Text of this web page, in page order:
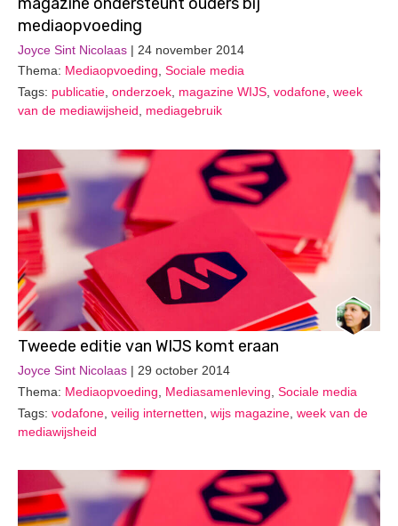
mediaopvoeding
Joyce Sint Nicolaas | 24 november 2014
Thema: Mediaopvoeding, Sociale media
Tags: publicatie, onderzoek, magazine WIJS, vodafone, week
van de mediawijsheid, mediagebruik
Tweede editie van WIJS komt eraan
Joyce Sint Nicolaas | 29 october 2014
Thema: Mediaopvoeding Mediasamenleving Sociale media
Tags: vodafone veilig internetten wijs magazine week van de
mediawijsheid